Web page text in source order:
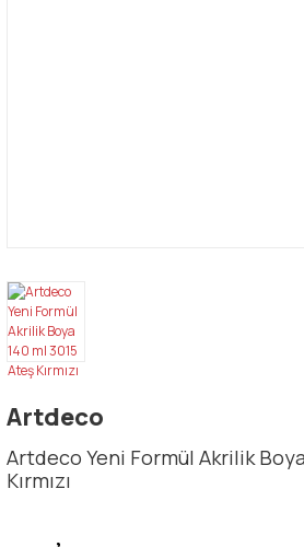
Artdeco
Artdeco Yeni Formül Akrilik
Kırmızı